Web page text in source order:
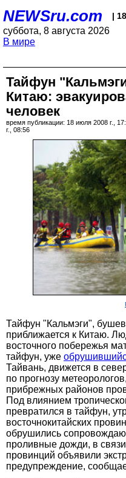
NEWSru.com |
суббота, 8 августа 2026
В мире
Тайфун
Китаю:
человек
время публикации: 18 июля 2008 г.,
г., 08:56
Тайфун "Кальмэги",
приближается к Китаю.
восточного побережья
тайфун, уже
Тайвань, движется в
по прогнозу
прибрежных районов
Под влиянием
превратился в тайфун,
восточнокитайских
обрушились
проливные дожди, в
провинций объявили
предупреждение,